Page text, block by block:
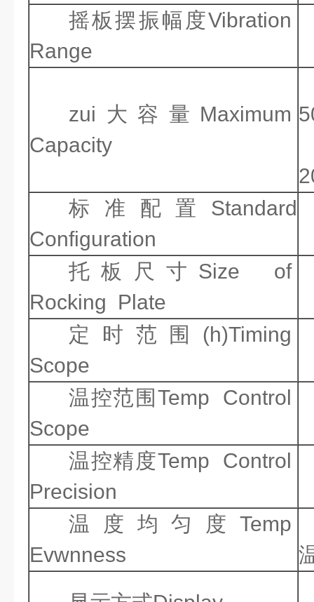
摇板摆振幅度Vibration
Range
zui大容量Maximum
Capacity
标准配置Standard
Configuration
托板尺寸Size of
Rocking Plate
定时范围(h)Timing
Scope
温控范围Temp Control
Scope
温控精度Temp Control
Precision
温度均匀度Temp
Evwnness